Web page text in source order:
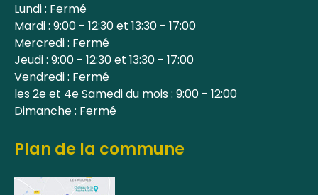
Lundi : Fermé
Mardi : 9:00 - 12:30 et 13:30 - 17:00
Mercredi : Fermé
Jeudi : 9:00 - 12:30 et 13:30 - 17:00
Vendredi : Fermé
les 2e et 4e Samedi du mois : 9:00 - 12:00
Dimanche : Fermé
Plan de la commune